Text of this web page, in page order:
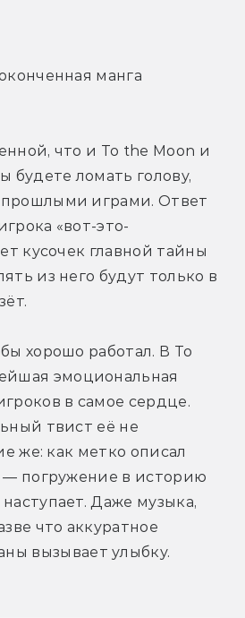
манга
что и To the Moon и
будете ломать голову,
прошлыми играми. Ответ
«вот-это-
кусочек главной тайны
из него будут только в
хорошо работал. В To
эмоциональная
в самое сердце.
твист её не
же: как метко описал
— погружение в историю
Даже музыка,
что аккуратное
вызывает улыбку.